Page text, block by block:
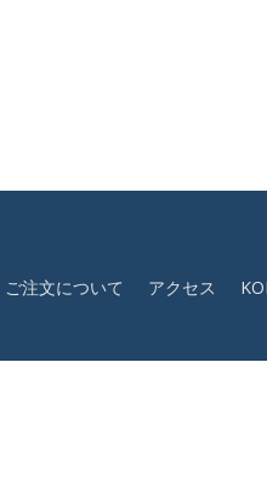
ご注文について アクセス